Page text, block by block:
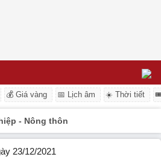
💰 Giá vàng 📅 Lịch âm ☀️ Thời tiết
- Nông thôn
23/12/2021